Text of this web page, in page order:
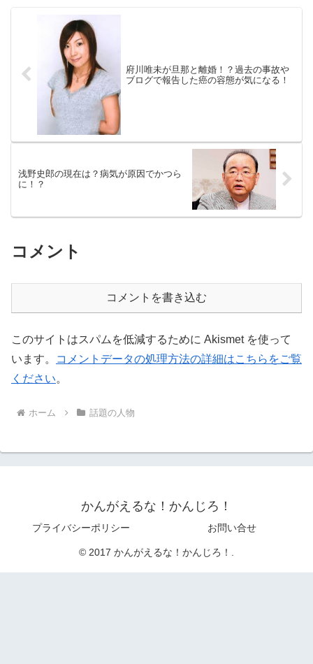
府川唯未が旦那と離婚！？過去の事故や
ブログで報告した癌の容態が気になる！
浅野史郎の現在は？病気が原因でかつら
に！？
コメント
コメントを書き込む
このサイトはスパムを低減するために Akismet を使って
います。
コメントデータの処理方法の詳細はこちらをご覧
ください。
ホーム 話題の人物
かんがえるな！かんじろ！
プライバシーポリシー お問い合せ
© 2017 かんがえるな！かんじろ！.